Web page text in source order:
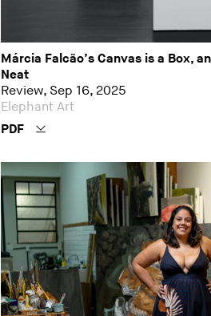
Márcia Falcão’s Canvas is a Box,
Neat
Review, Sep 16, 2025
Elephant Art
PDF